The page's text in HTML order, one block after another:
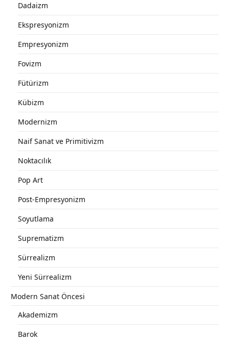
Dadaizm
Ekspresyonizm
Empresyonizm
Fovizm
Fütürizm
Kübizm
Modernizm
Naif Sanat ve Primitivizm
Noktacılık
Pop Art
Post-Empresyonizm
Soyutlama
Suprematizm
Sürrealizm
Yeni Sürrealizm
Modern Sanat Öncesi
Akademizm
Barok